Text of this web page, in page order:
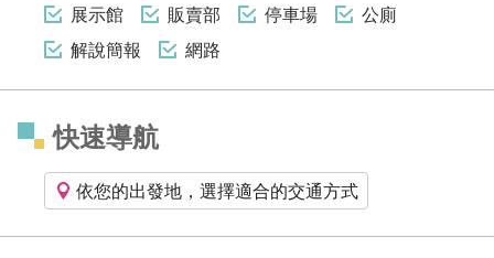
展示館 販賣部 停車場
公廁
解說簡報
網路
快速導航
依您的出發地，選擇適合的交通方式